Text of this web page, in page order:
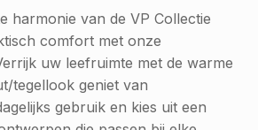
harmonie van de VP Collectie
comfort met onze
uw leefruimte met de warme
tegellook geniet van
gebruik en kies uit een